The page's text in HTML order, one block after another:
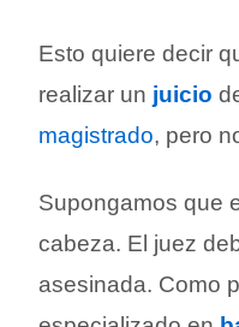
Esto quiere decir
realizar un juicio
magistrado, pero
Supongamos que
cabeza. El juez
asesinada. Como